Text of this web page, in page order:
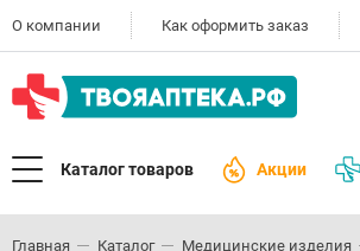
О компании Как оформить заказ
Каталог товаров Акции
Главная Каталог Медицинские изделия